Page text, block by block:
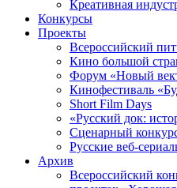
Креативная
Конкурсы
Проекты
Всероссийский
Кино большой
Форум «Новый
Кинофестиваль
Short Film Days
«Русский док:
Сценарный
Русские веб-
Архив
Всероссийский